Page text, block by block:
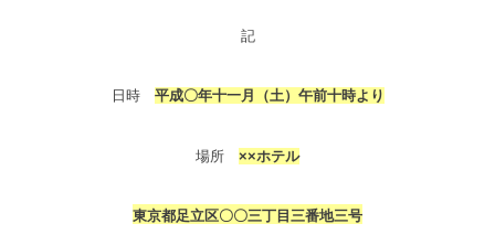
記
日時 平成〇年十一月 （土）午前十時より
場所 ××ホテル
東京都足立区〇〇三丁目三番地三号